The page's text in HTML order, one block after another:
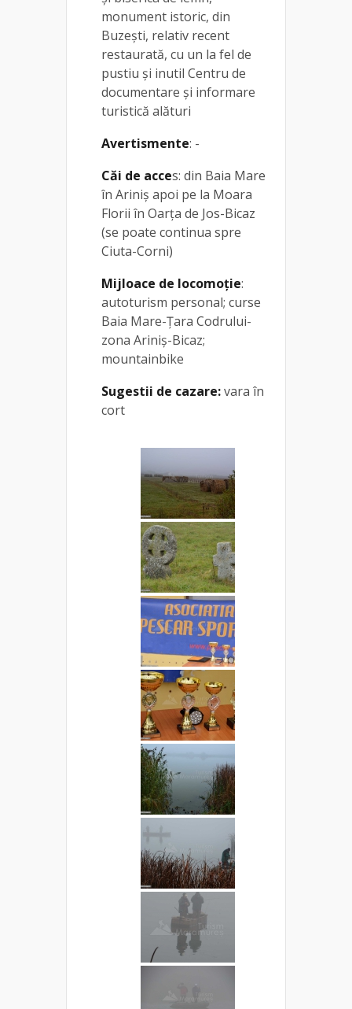
monument istoric, din
Buzești, relativ recent
restaurată, cu un la fel de
pustiu și inutil Centru de
documentare și informare
turistică alături
Avertismente: -
Căi de acces: din Baia Mare
în Ariniș apoi pe la Moara
Florii în Oarța de Jos-Bicaz
(se poate continua spre
Ciuta-Corni)
Mijloace de locomoție:
autoturism personal; curse
Baia Mare-Țara Codrului-
zona Ariniș-Bicaz;
mountainbike
Sugestii de cazare:vara în
cort